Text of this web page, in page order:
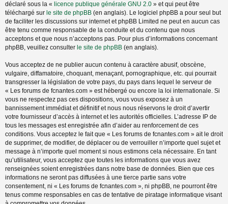
déclaré sous la « licence publique générale GNU 2.0 » et qui peut être
téléchargé sur le site de phpBB (en anglais). Le logiciel phpBB a pour seul but
de faciliter les discussions sur internet et phpBB Limited ne peut en aucun cas
être tenu comme responsable de la conduite et du contenu que nous
acceptons et que nous n’acceptons pas. Pour plus d’informations concernant
phpBB, veuillez consulter le site de phpBB (en anglais).
Vous acceptez de ne publier aucun contenu à caractère abusif, obscène,
vulgaire, diffamatoire, choquant, menaçant, pornographique, etc. qui pourrait
transgresser la législation de votre pays, du pays dans lequel le serveur de
« Les forums de fcnantes.com » est hébergé ou encore la loi internationale. Si
vous ne respectez pas ces dispositions, vous vous exposez à un
bannissement immédiat et définitif et nous nous réservons le droit d’avertir
votre fournisseur d’accès à internet et les autorités officielles. L’adresse IP de
tous les messages est enregistrée afin d’aider au renforcement de ces
conditions. Vous acceptez le fait que « Les forums de fcnantes.com » ait le droit
de supprimer, de modifier, de déplacer ou de verrouiller n’importe quel sujet et
message à n’importe quel moment si nous estimons cela nécessaire. En tant
qu’utilisateur, vous acceptez que toutes les informations que vous avez
renseignées soient enregistrées dans notre base de données. Bien que ces
informations ne seront pas diffusées à une tierce partie sans votre
consentement, ni « Les forums de fcnantes.com », ni phpBB, ne pourront être
tenus comme responsables en cas de tentative de piratage informatique visant